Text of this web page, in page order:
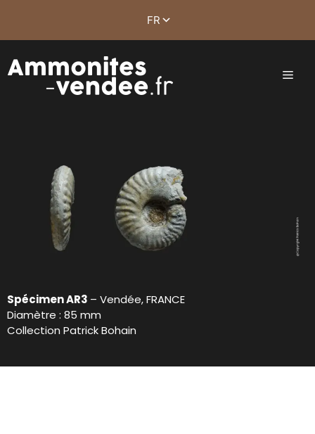
Spécimen AR3 – Vendée, FRANCE
Diamètre : 85 mm
Collection Patrick Bohain